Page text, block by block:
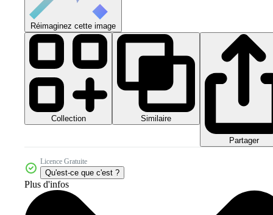
Réimaginez cette image
Collection Similaire
Partager
Licence Gratuite
Qu'est-ce que c'est ?
Plus d'infos